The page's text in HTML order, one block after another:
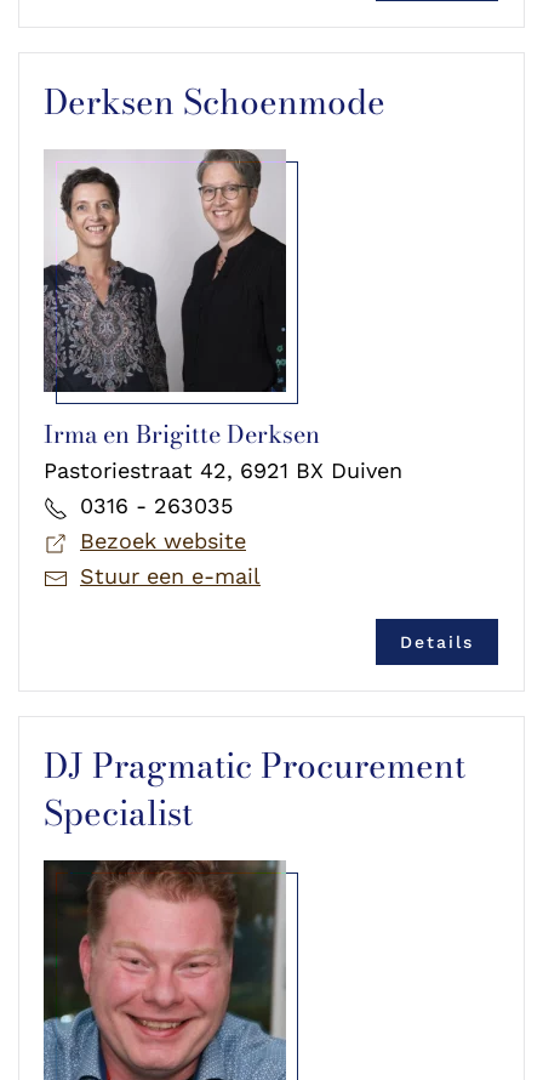
Derksen Schoenmode
Irma en Brigitte Derksen
Pastoriestraat 42, 6921 BX Duiven
0316 - 263035
Bezoek website
Stuur een e-mail
Details
DJ Pragmatic Procurement
Specialist